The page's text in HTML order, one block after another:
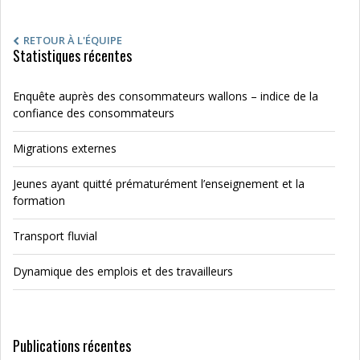
RETOUR À L'ÉQUIPE
Statistiques récentes
Enquête auprès des consommateurs wallons – indice de la
confiance des consommateurs
Migrations externes
Jeunes ayant quitté prématurément l’enseignement et la
formation
Transport fluvial
Dynamique des emplois et des travailleurs
Publications récentes